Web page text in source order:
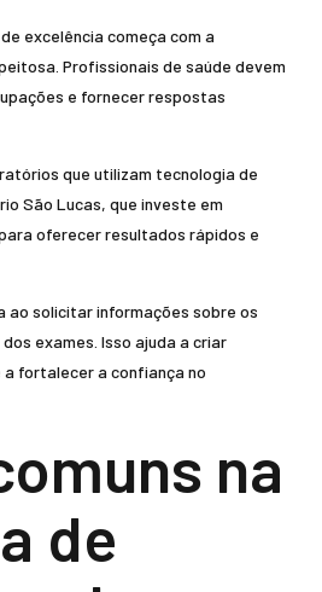
excelência começa com a
Profissionais de saúde devem
e fornecer respostas
que utilizam tecnologia de
São Lucas, que investe em
oferecer resultados rápidos e
ao solicitar informações sobre os
exames. Isso ajuda a criar
fortalecer a confiança no
na
de